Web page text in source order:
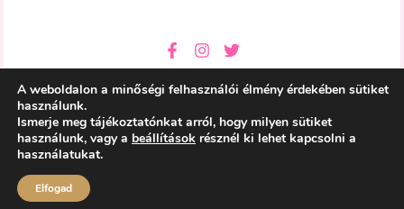
Copyright © 2026 aHely Étterem
A weboldalon a minőségi felhasználói élmény érdekében sütiket
használunk.
Ismerje meg tájékoztatónkat arról, hogy milyen sütiket
használunk, vagy a beállítások résznél ki lehet kapcsolni a
használatukat.
Elfogad